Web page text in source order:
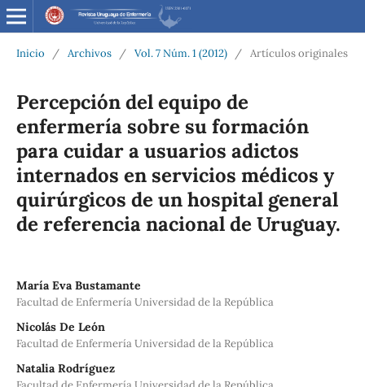
Inicio / Archivos / Vol. 7 Núm. 1 (2012) / Artículos originales
Percepción del equipo de
enfermería sobre su formación
para cuidar a usuarios adictos
internados en servicios médicos y
quirúrgicos de un hospital general
de referencia nacional de Uruguay.
María Eva Bustamante
Facultad de Enfermería Universidad de la República
Nicolás De León
Facultad de Enfermería Universidad de la República
Natalia Rodríguez